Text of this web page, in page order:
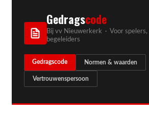
Gedragscode
Bij vv Nieuwerkerk · Voor spelers,
begeleiders
Gedragscode Normen & waarden
Vertrouwenspersoon